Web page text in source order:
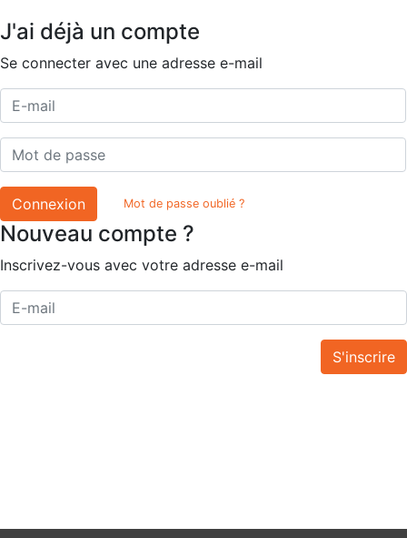
J'ai déjà un compte
Se connecter avec une adresse e-mail
Connexion Mot de passe oublié ?
Nouveau compte ?
Inscrivez-vous avec votre adresse e-mail
S'inscrire